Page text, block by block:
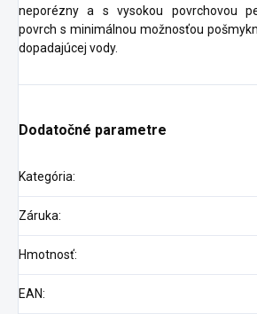
neporézny a s vysokou povrchovou
povrch s minimálnou možnosťou
dopadajúcej vody.
Dodatočné parametre
Kategória:
Záruka:
Hmotnosť:
EAN: